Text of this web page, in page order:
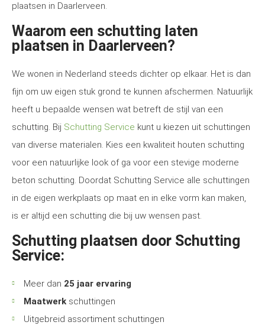
plaatsen in Daarlerveen.
Waarom een schutting laten
plaatsen in Daarlerveen?
We wonen in Nederland steeds dichter op elkaar. Het is dan
fijn om uw eigen stuk grond te kunnen afschermen. Natuurlijk
heeft u bepaalde wensen wat betreft de stijl van een
schutting. Bij Schutting Service kunt u kiezen uit schuttingen
van diverse materialen. Kies een kwaliteit houten schutting
voor een natuurlijke look of ga voor een stevige moderne
beton schutting. Doordat Schutting Service alle schuttingen
in de eigen werkplaats op maat en in elke vorm kan maken,
is er altijd een schutting die bij uw wensen past.
Schutting plaatsen door Schutting
Service:
Meer dan 25 jaar ervaring
Maatwerk schuttingen
Uitgebreid assortiment schuttingen